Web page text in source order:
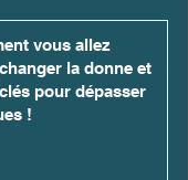
vous allez
la donne et
pour dépasser
!